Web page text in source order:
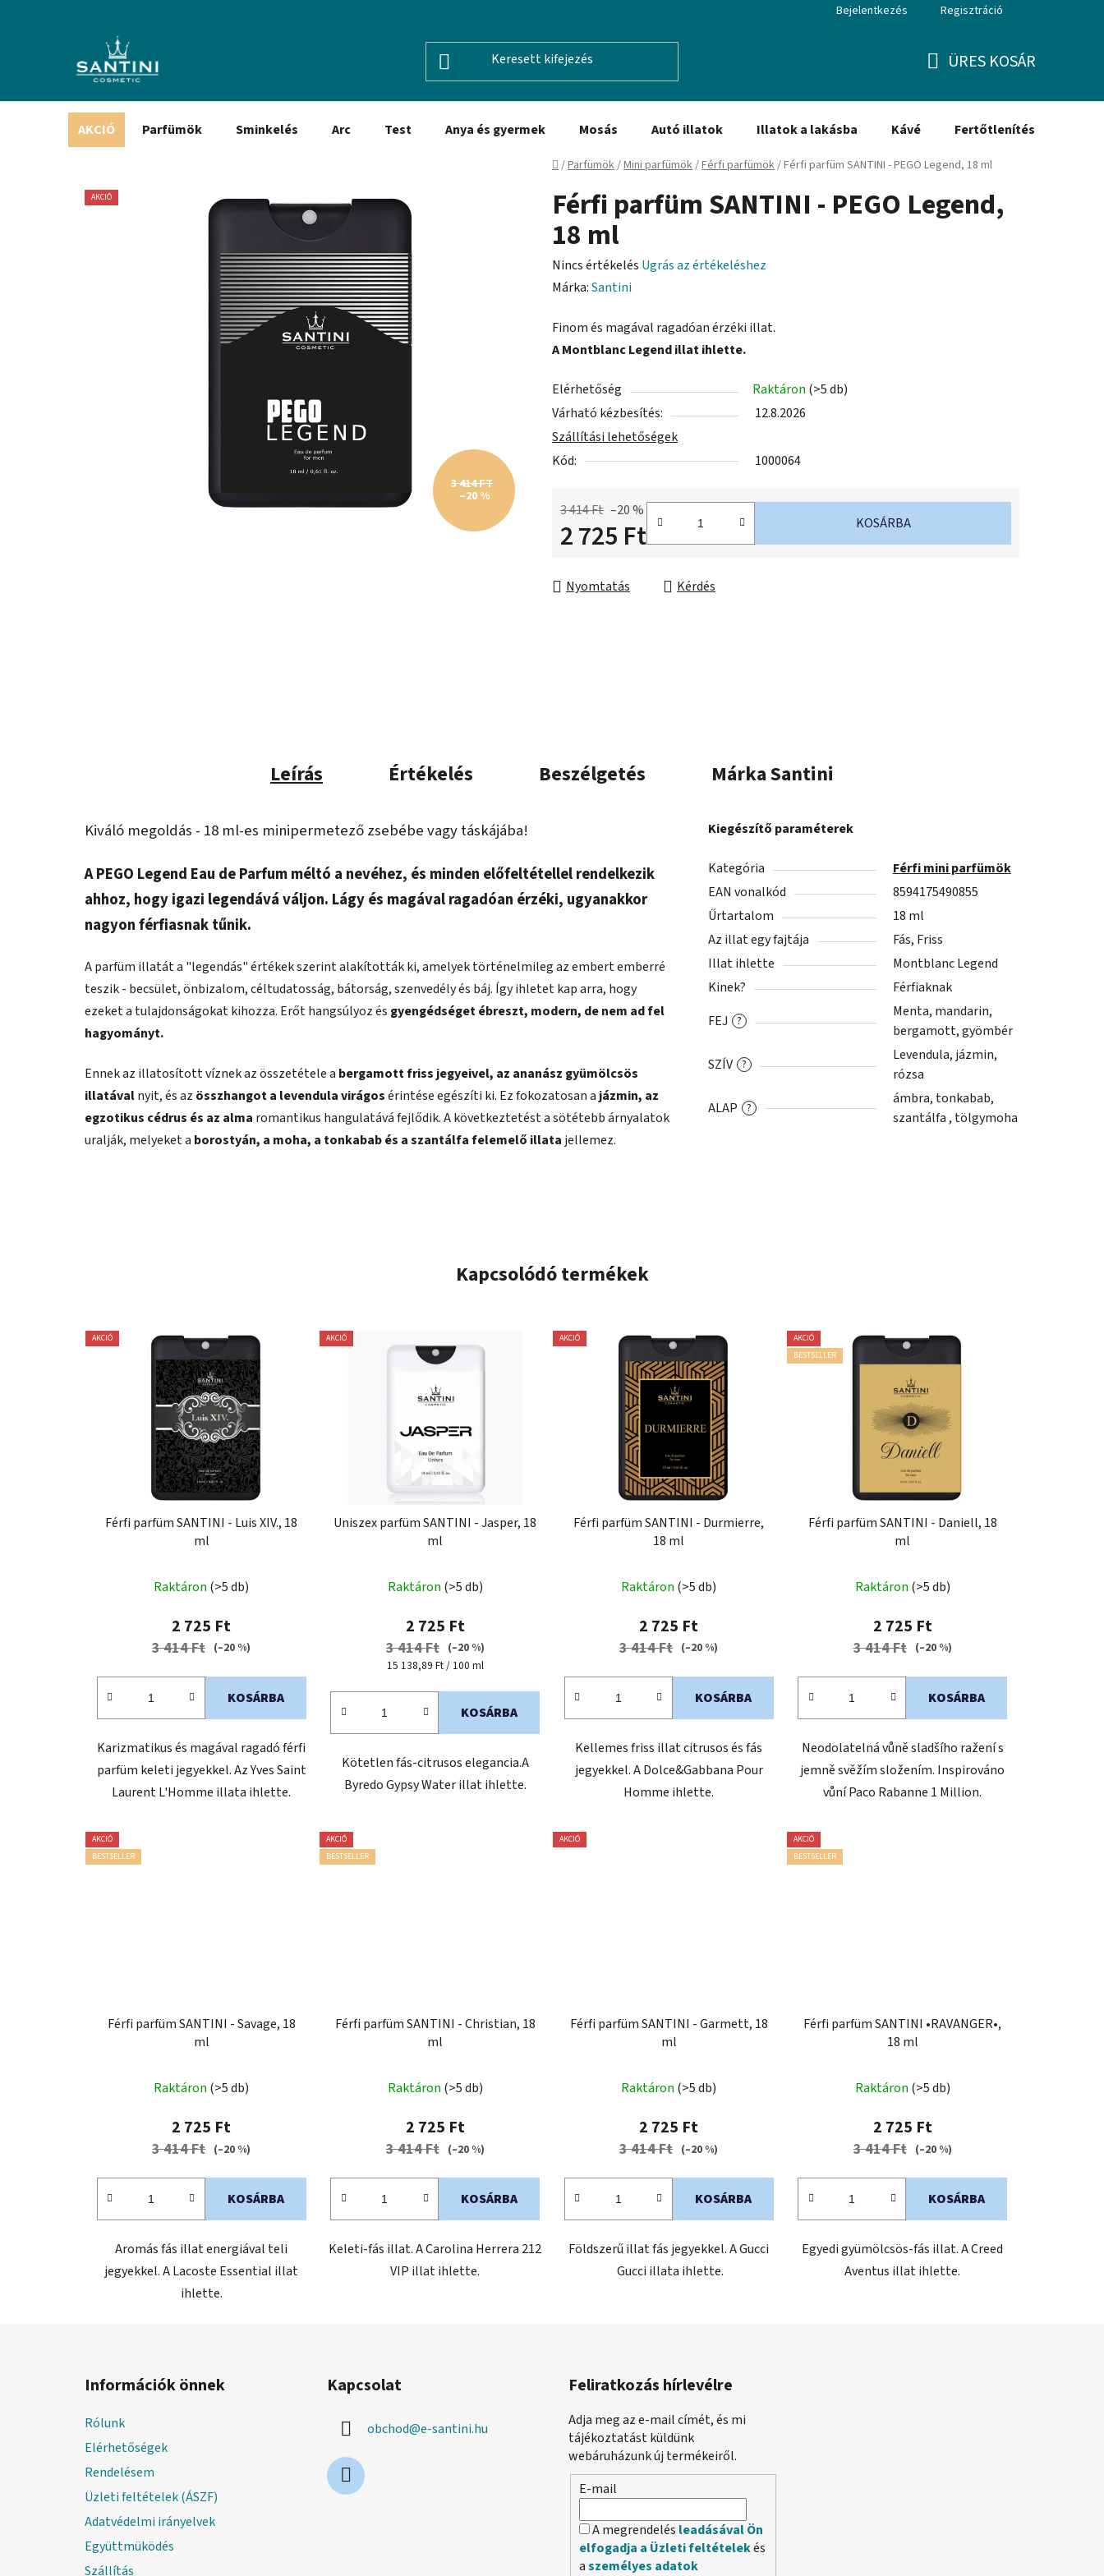
Bejelentkezés Regisztráció
ÜRES KOSÁR
AKCIÓ Parfümök Sminkelés Arc Test Anya és gyermek Mosás Autó illatok Illatok a lakásba Kávé Fertőtlenítés
Kezdőlap
/Parfümök/Mini parfümök/Férfi parfümök/Férfi parfüm SANTINI - PEGO Legend, 18 ml
Férfi parfüm SANTINI - PEGO Legend,
18 ml
A
termék
értékelése
5-
0,0
csillag.
Nincs értékelés Ugrás az értékeléshez
Márka:Santini
Finom és magával ragadóan érzéki illat.
A Montblanc Legend illat ihlette.
Elérhetőség Raktáron (>5 db)
Várható kézbesítés:
12.8.2026
Szállítási lehetőségek
Kód:
1000064
3 414 Ft –20 %
2 725 Ft KOSÁRBA
Nyomtatás Kérdés
AKCIÓ
3 414 FT
–20 %
Leírás Értékelés Beszélgetés MárkaSantini
Kiváló megoldás - 18 ml-es minipermetező zsebébe vagy táskájába!
A PEGO Legend Eau de Parfum méltó a nevéhez, és minden előfeltétellel rendelkezik
ahhoz, hogy igazi legendává váljon. Lágy és magával ragadóan érzéki, ugyanakkor
nagyon férfiasnak tűnik.
A parfüm illatát a "legendás" értékek szerint alakították ki, amelyek történelmileg az embert emberré
teszik - becsület, önbizalom, céltudatosság, bátorság, szenvedély és báj. Így ihletet kap arra, hogy
ezeket a tulajdonságokat kihozza. Erőt hangsúlyoz és gyengédséget ébreszt, modern, de nem ad fel
hagyományt.
Ennek az illatosított víznek az összetétele a bergamott friss jegyeivel, az ananász gyümölcsös
illatávalnyit, és az összhangot a levendula virágosérintése egészíti ki. Ez fokozatosan a jázmin, az
egzotikus cédrus és az alma romantikus hangulatává fejlődik. A következtetést a sötétebb árnyalatok
uralják, melyeket a borostyán, a moha, a tonkabab és a szantálfa felemelő illata jellemez.
Kiegészítő paraméterek
Kategória
Férfi mini parfümök
EAN vonalkód
8594175490855
Űrtartalom
18 ml
Az illat egy fajtája
Fás, Friss
Illat ihlette
Montblanc Legend
Kinek?
Férfiaknak
?
FEJ
Menta, mandarin,
bergamott, gyömbér
?
SZÍV
Levendula, jázmin,
rózsa
?
ALAP
ámbra, tonkabab,
szantálfa , tölgymoha
Kapcsolódó termékek
AKCIÓ
Férfi parfüm SANTINI - Luis XIV., 18
ml
Raktáron (>5 db)
2 725 Ft
3 414 Ft (–20 %)
KOSÁRBA
Karizmatikus és magával ragadó férfi
parfüm keleti jegyekkel. Az Yves Saint
Laurent L'Homme illata ihlette.
AKCIÓ
Uniszex parfüm SANTINI - Jasper, 18
ml
Raktáron (>5 db)
2 725 Ft
3 414 Ft (–20 %)
Egységár:
15 138,89 Ft / 100 ml
KOSÁRBA
Kötetlen fás-citrusos elegancia.A
Byredo Gypsy Water illat ihlette.
AKCIÓ
Férfi parfüm SANTINI - Durmierre,
18 ml
Raktáron (>5 db)
2 725 Ft
3 414 Ft (–20 %)
KOSÁRBA
Kellemes friss illat citrusos és fás
jegyekkel. A Dolce&Gabbana Pour
Homme ihlette.
AKCIÓ
BESTSELLER
Férfi parfüm SANTINI - Daniell, 18
ml
Raktáron (>5 db)
2 725 Ft
3 414 Ft (–20 %)
KOSÁRBA
Neodolatelná vůně sladšího ražení s
jemně svěžím složením. Inspirováno
vůní Paco Rabanne 1 Million.
AKCIÓ
BESTSELLER
Férfi parfüm SANTINI - Savage, 18
ml
termék
átlagos
értékelése
Raktáron (>5 db)
2 725 Ft
3 414 Ft (–20 %)
KOSÁRBA
Aromás fás illat energiával teli
jegyekkel. A Lacoste Essential illat
ihlette.
AKCIÓ
BESTSELLER
Férfi parfüm SANTINI - Christian, 18
ml
Raktáron (>5 db)
2 725 Ft
3 414 Ft (–20 %)
KOSÁRBA
Keleti-fás illat. A Carolina Herrera 212
VIP illat ihlette.
AKCIÓ
Férfi parfüm SANTINI - Garmett, 18
ml
Raktáron (>5 db)
2 725 Ft
3 414 Ft (–20 %)
KOSÁRBA
Földszerű illat fás jegyekkel. A Gucci
Gucci illata ihlette.
AKCIÓ
BESTSELLER
Férfi parfüm SANTINI •RAVANGER•,
18 ml
termék
átlagos
értékelése
Raktáron (>5 db)
2 725 Ft
3 414 Ft (–20 %)
KOSÁRBA
Egyedi gyümölcsös-fás illat. A Creed
Aventus illat ihlette.
Információk önnek
Rólunk
Elérhetőségek
Rendelésem
Üzleti feltételek (ÁSZF)
Adatvédelmi irányelvek
Együttmüködés
Szállítás
Kapcsolat
obchod@e-santini.hu
Feliratkozás hírlevélre
Adja meg az e-mail címét, és mi
tájékoztatást küldünk
webáruházunk új termékeiről.
E-mail
A megrendelés leadásával Ön
elfogadja a Üzleti feltételekés
aszemélyes adatok